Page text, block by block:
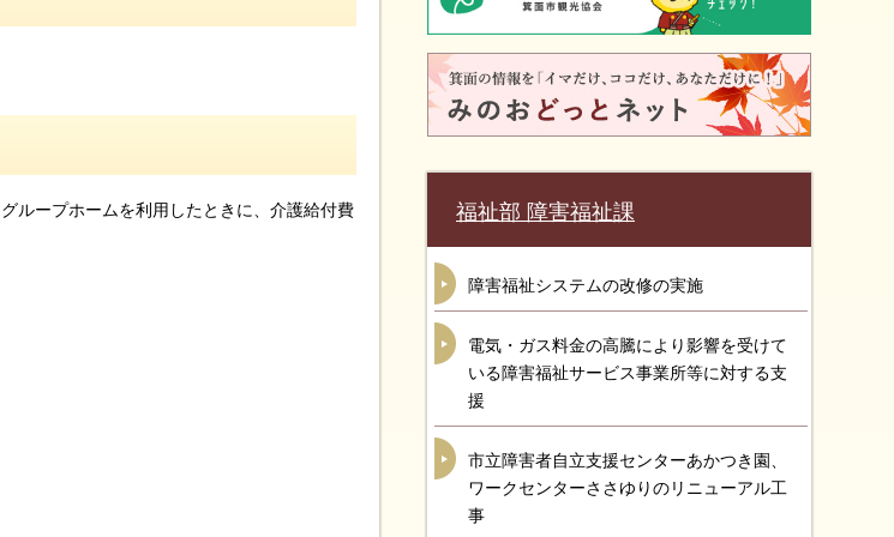
ループホームを利用したときに、介護給付費
福祉部 障害福祉課
障害福祉システムの改修の実施
電気・ガス料金の高騰により影響を受けて
いる障害福祉サービス事業所等に対する支
援
市立障害者自立支援センターあかつき園、
ワークセンターささゆりのリニューアル工
事